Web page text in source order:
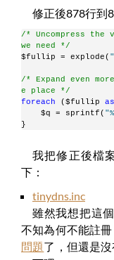
修正後878行到
/* Uncompress
we need */
$fullip = explode(
/* Expand even
e place */
foreach ($fullip as
    $q = sprintf(
}
我把修正後檔
下：
tinydns.inc
雖然我想把這
不知為何不能註
問題了，但還是